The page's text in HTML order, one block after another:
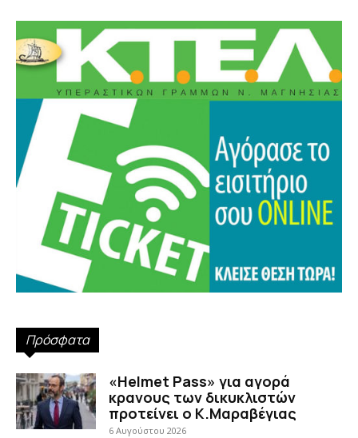
Πρόσφατα
«Helmet Pass» για αγορά
κρανους των δικυκλιστών
προτείνει ο Κ.Μαραβέγιας
6 Αυγούστου 2026